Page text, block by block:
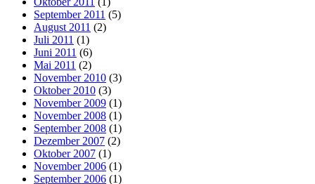
September 2011 (5)
August 2011 (2)
Juli 2011 (1)
Juni 2011 (6)
Mai 2011 (2)
November 2010 (3)
Oktober 2010 (3)
November 2009 (1)
November 2008 (1)
September 2008 (1)
Dezember 2007 (2)
Oktober 2007 (1)
November 2006 (1)
September 2006 (1)